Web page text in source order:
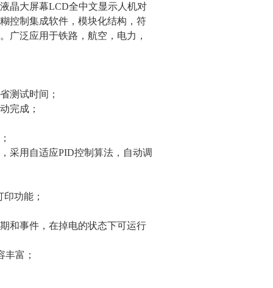
晶大屏幕LCD全中文显示人机对
控制集成软件，模块化结构，符
广泛应用于铁路，航空，电力，
测试时间；
完成；
采用自适应PID控制算法，自动调
功能；
和事件，在掉电的状态下可运行
富；